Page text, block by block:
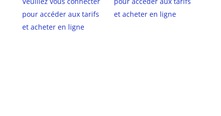
pour accéder aux tarifs
et acheter en ligne
et acheter en ligne